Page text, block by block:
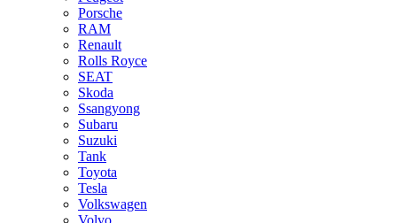
Porsche
RAM
Renault
Rolls Royce
SEAT
Skoda
Ssangyong
Subaru
Suzuki
Tank
Toyota
Tesla
Volkswagen
Volvo